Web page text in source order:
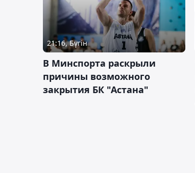
21:16, Бүгін
В Минспорта раскрыли
причины возможного
закрытия БК "Астана"